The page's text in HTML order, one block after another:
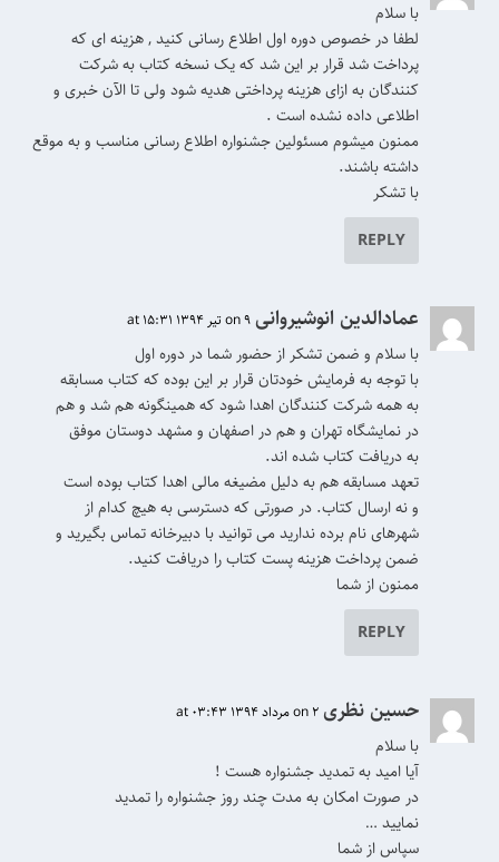
با سلام
لطفا در خصوص دوره اول اطلاع رسانی کنید , هزینه ای که
پرداخت شد قرار بر این شد که یک نسخه کتاب به شرکت
کنندگان به ازای هزینه پرداختی هدیه شود ولی تا الآن خبری و
اطلاعی داده نشده است .
ممنون میشوم مسئولین جشنواره اطلاع رسانی مناسب و به موقع
داشته باشند.
با تشکر
REPLY
عمادالدین انوشیروانی on 9 تیر 1394 at 15:31
با سلام و ضمن تشکر از حضور شما در دوره اول
با توجه به فرمایش خودتان قرار بر این بوده که کتاب مسابقه
به همه شرکت کنندگان اهدا شود که همینگونه هم شد و هم
در نمایشگاه تهران و هم در اصفهان و مشهد دوستان موفق
به دریافت کتاب شده اند.
تعهد مسابقه هم به دلیل مضیغه مالی اهدا کتاب بوده است
و نه ارسال کتاب. در صورتی که دسترسی به هیچ کدام از
شهرهای نام برده ندارید می توانید با دبیرخانه تماس بگیرید و
ضمن پرداخت هزینه پست کتاب را دریافت کنید.
ممنون از شما
REPLY
حسین نظری on 2 مرداد 1394 at 03:43
با سلام
آیا امید به تمدید جشنواره هست !
در صورت امکان به مدت چند روز جشنواره را تمدید
نمایید …
سپاس از شما